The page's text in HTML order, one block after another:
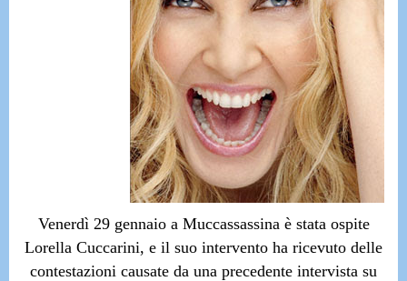
Venerdì 29 gennaio a Muccassassina è stata ospite
Lorella Cuccarini, e il suo intervento ha ricevuto delle
contestazioni causate da una precedente intervista su